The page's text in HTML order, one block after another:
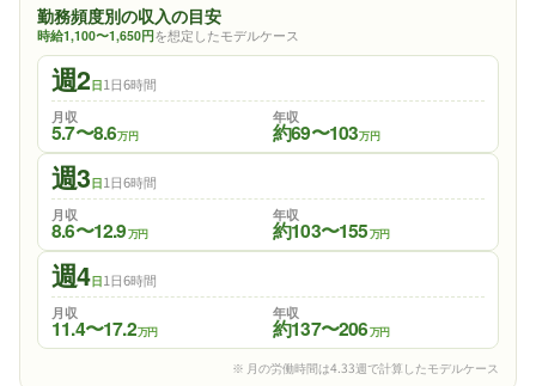
勤務頻度別の収入の目安
時給1,100〜1,650円を想定したモデルケース
週2日1日6時間
月収
5.7〜8.6万円
年収
約69〜103万円
週3日1日6時間
月収
8.6〜12.9万円
年収
約103〜155万円
週4日1日6時間
月収
11.4〜17.2万円
年収
約137〜206万円
※ 月の労働時間は4.33週で計算したモデルケース